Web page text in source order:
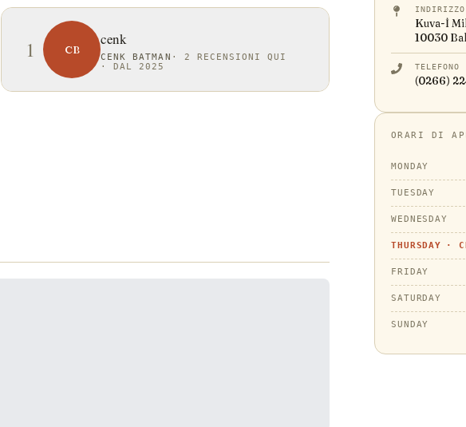
1 CB
cenk
CENK BATMAN ·
2 RECENSIONI QUI
·DAL 2025
INDIRIZZO
Kuva-İ
10030
TELEFONO
(0266)
ORARI DI
MONDAY
TUESDAY
WEDNESDAY
THURSDAY ·
FRIDAY
SATURDAY
SUNDAY